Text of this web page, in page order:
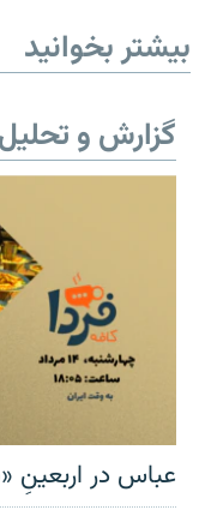
بیشتر بخوانید
گزارش و تحلیل
عباس در اربعینِ